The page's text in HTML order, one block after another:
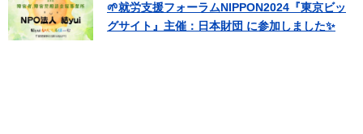
🌱就労支援フォーラムNIPPON2024『東京ビッ
グサイト』主催：日本財団 に参加しました✨